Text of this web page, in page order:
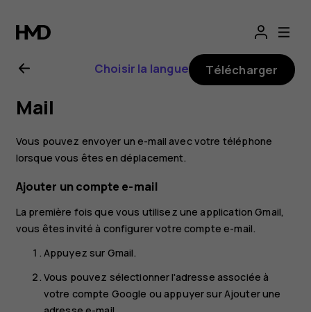
Guide
de
l'utilisateur
Nokia
G20
Choisir la langue Télécharger
Mail
Vous pouvez envoyer un e-mail avec votre téléphone
lorsque vous êtes en déplacement.
Ajouter un compte e-mail
La première fois que vous utilisez une application Gmail,
vous êtes invité à configurer votre compte e-mail.
Appuyez sur Gmail.
Vous pouvez sélectionner l'adresse associée à
votre compte Google ou appuyer surAjouter une